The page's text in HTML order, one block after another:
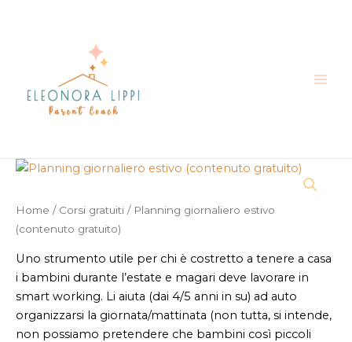
Home / Corsi gratuiti / Planning giornaliero estivo
(contenuto gratuito)
Uno strumento utile per chi è costretto a tenere a casa
i bambini durante l’estate e magari deve lavorare in
smart working. Li aiuta (dai 4/5 anni in su) ad auto
organizzarsi la giornata/mattinata (non tutta, si intende,
non possiamo pretendere che bambini così piccoli